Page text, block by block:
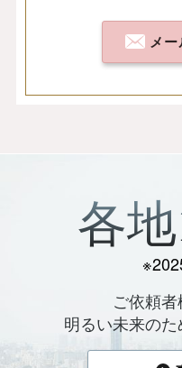
メー
各
ご依頼者
明るい未来の